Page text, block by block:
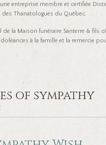
entreprise membre et certifiée
Thanatologues du Québec.
de la Maison funéraire Santerre & fils
à la famille et la remercie
of sympathy